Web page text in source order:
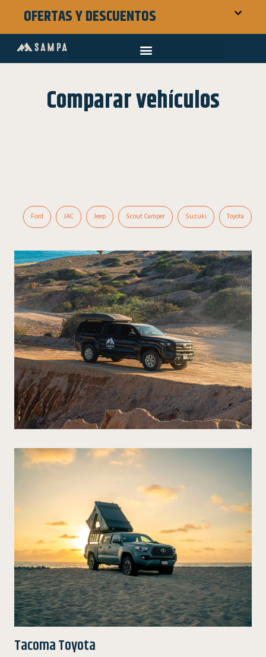
OFERTAS Y DESCUENTOS
Comparar vehículos
Ford JAC Jeep Scout Camper Suzuki Toyota
Tacoma Toyota